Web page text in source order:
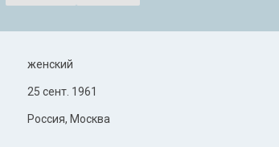
женский
25 сент. 1961
Россия, Москва